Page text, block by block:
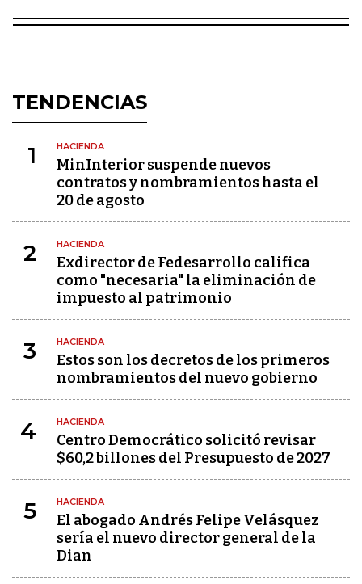
TENDENCIAS
1 HACIENDA
MinInterior suspende nuevos
contratos y nombramientos hasta el
20 de agosto
2 HACIENDA
Exdirector de Fedesarrollo califica
como "necesaria" la eliminación de
impuesto al patrimonio
3 HACIENDA
Estos son los decretos de los primeros
nombramientos del nuevo gobierno
4 HACIENDA
Centro Democrático solicitó revisar
$60,2 billones del Presupuesto de 2027
5 HACIENDA
El abogado Andrés Felipe Velásquez
sería el nuevo director general de la
Dian